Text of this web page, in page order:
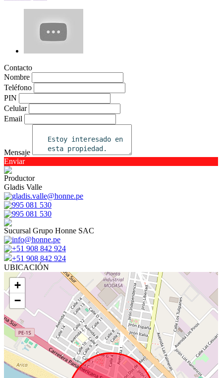
Contacto
Nombre
Teléfono
PIN
Celular
Email
Mensaje
Enviar
Productor
Gladis Valle
gladis.valle@honne.pe
995 081 530
995 081 530
Sucursal Grupo Honne SAC
info@honne.pe
+51 908 842 924
+51 908 842 924
UBICACIÓN
+
−